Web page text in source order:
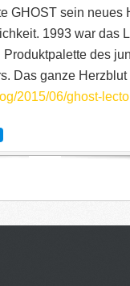
GHOST sein neues
1993 war das
des
Das ganze
2015/06/ghost-